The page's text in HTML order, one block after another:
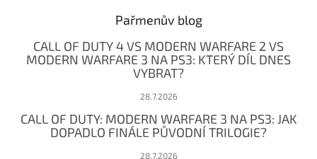
Pařmenův blog
CALL OF DUTY 4 VS MODERN WARFARE 2 VS
MODERN WARFARE 3 NA PS3: KTERÝ DÍL DNES
VYBRAT?
28.7.2026
CALL OF DUTY: MODERN WARFARE 3 NA PS3: JAK
DOPADLO FINÁLE PŮVODNÍ TRILOGIE?
28.7.2026